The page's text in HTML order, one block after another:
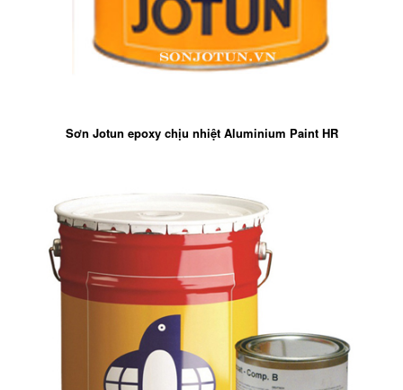
Sơn Jotun epoxy chịu nhiệt Aluminium Paint HR